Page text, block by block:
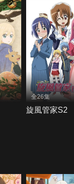
全26集
旋風管家S2